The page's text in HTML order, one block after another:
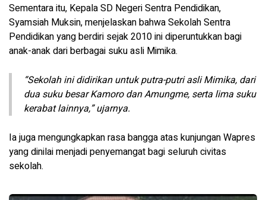
Sementara itu, Kepala SD Negeri Sentra Pendidikan,
Syamsiah Muksin, menjelaskan bahwa Sekolah Sentra
Pendidikan yang berdiri sejak 2010 ini diperuntukkan bagi
anak-anak dari berbagai suku asli Mimika.
“Sekolah ini didirikan untuk putra-putri asli Mimika, dari
dua suku besar Kamoro dan Amungme, serta lima suku
kerabat lainnya,” ujarnya.
Ia juga mengungkapkan rasa bangga atas kunjungan Wapres
yang dinilai menjadi penyemangat bagi seluruh civitas
sekolah.